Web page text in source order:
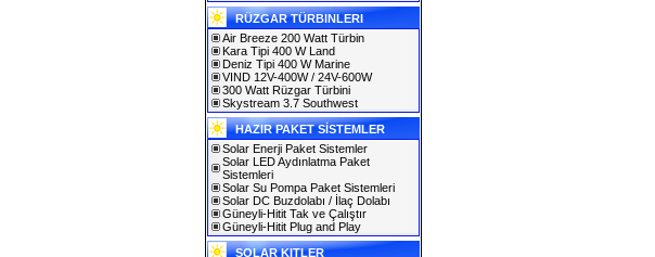
RÜZGAR TÜRBINLERI
Air Breeze 200 Watt Türbin
Kara Tipi 400 W Land
Deniz Tipi 400 W Marine
VIND 12V-400W / 24V-600W
300 Watt Rüzgar Türbini
Skystream 3.7 Southwest
HAZIR PAKET SİSTEMLER
Solar Enerji Paket Sistemler
Solar LED Aydınlatma Paket
Sistemleri
Solar Su Pompa Paket Sistemleri
Solar DC Buzdolabı / İlaç Dolabı
Güneyli-Hitit Tak ve Çalıştır
Güneyli-Hitit Plug and Play
SOLAR KITLER